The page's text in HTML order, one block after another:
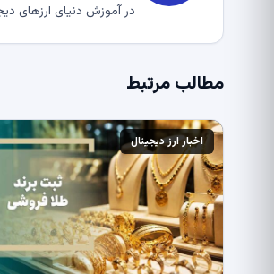
در آموزش دنیای ارزهای
مطالب مرتبط
اخبار ارز دیجیتال